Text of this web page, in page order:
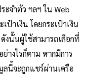
ะจำตัว ฯลฯ ใน Web
ป๋าเงิน โดยกระเป๋าเงิน
งนั้นผู้ใช้สามารถเลือกที่
างไรก็ตาม หากมีการ
ลนี้จะถูกแชร์ผ่านเครือ